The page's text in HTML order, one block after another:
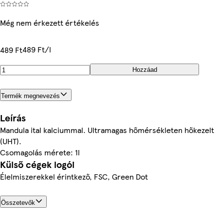
Még nem érkezett értékelés
489 Ft489 Ft/l
Hozzáad
Termék megnevezés
Leírás
Mandula ital kalciummal. Ultramagas hőmérsékleten hőkezelt
(UHT).
Csomagolás mérete: 1l
Külső cégek logói
Élelmiszerekkel érintkező, FSC, Green Dot
Összetevők